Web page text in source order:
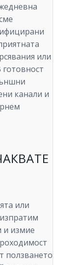
или
канали и
или
и измие
ползването